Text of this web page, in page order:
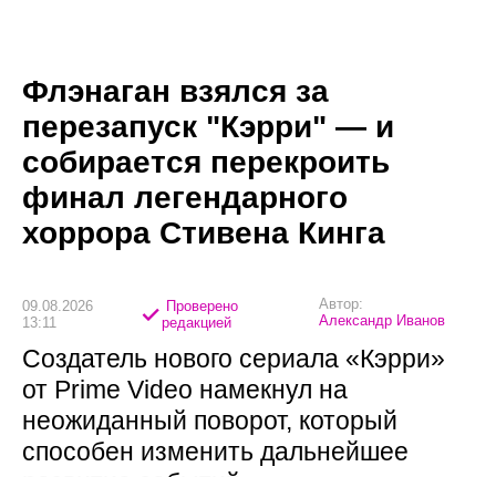
Флэнаган взялся за
перезапуск "Кэрри" — и
собирается перекроить
финал легендарного
хоррора Стивена Кинга
09.08.2026
13:11
Проверено
редакцией
Автор:
Александр Иванов
Создатель нового сериала «Кэрри»
от Prime Video намекнул на
неожиданный поворот, который
способен изменить дальнейшее